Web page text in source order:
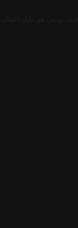
تونس هو دليل أعمال